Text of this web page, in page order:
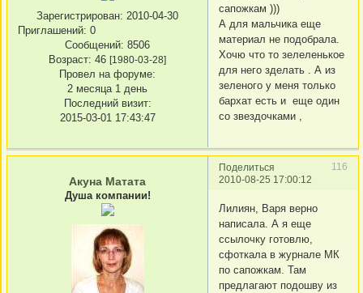
Зарегистрирован: 2010-04-30
Приглашений: 0
Сообщений: 8506
Возраст: 46 [1980-03-28]
Провел на форуме:
2 месяца 1 день
Последний визит:
2015-03-01 17:43:47
сапожкам )))
А для мальчика еще
материал не подобрала.
Хочю что то зелеленькое
для него зделать . А из
зеленого у меня только
бархат есть и еще один
со звездочками ,
Поделиться
116
2010-08-25 17:00:12
Акуна Матата
Душа компании!
Лилиян, Варя верно
написала. А я еще
ссылочку готовлю,
сфоткала в журнале МК
по сапожкам. Там
предлагают подошву из